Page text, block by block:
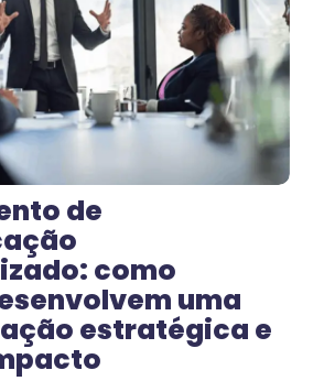
de
como
uma
estratégica e